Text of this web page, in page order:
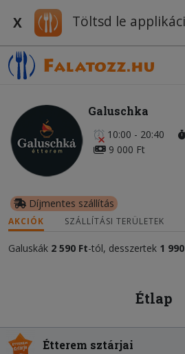
X Töltsd le
Galuschka
10:00 - 20:40
9 000 Ft
Díjmentes szállítás
AKCIÓK SZÁLLÍTÁSI TERÜLETEK
Galuskák 2 590 Ft-tól, desszertek 1
Étlap
Étterem sztárjai